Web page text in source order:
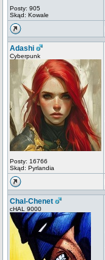
Posty: 905
Skąd: Kowale
Adashi
Cyberpunk
Posty: 16766
Skąd: Pyrlandia
Chal-Chenet
cHAL 9000